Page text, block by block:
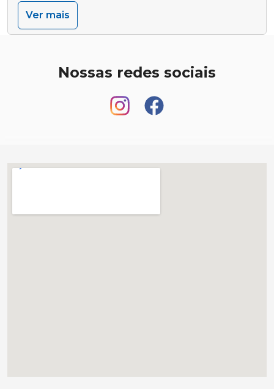
Ver mais
Nossas redes sociais